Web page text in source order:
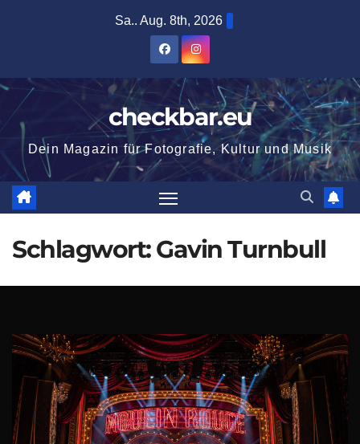
Sa.. Aug. 8th, 2026
checkbar.eu
Dein Magazin für Fotografie, Kultur und Musik
Schlagwort:Gavin Turnbull